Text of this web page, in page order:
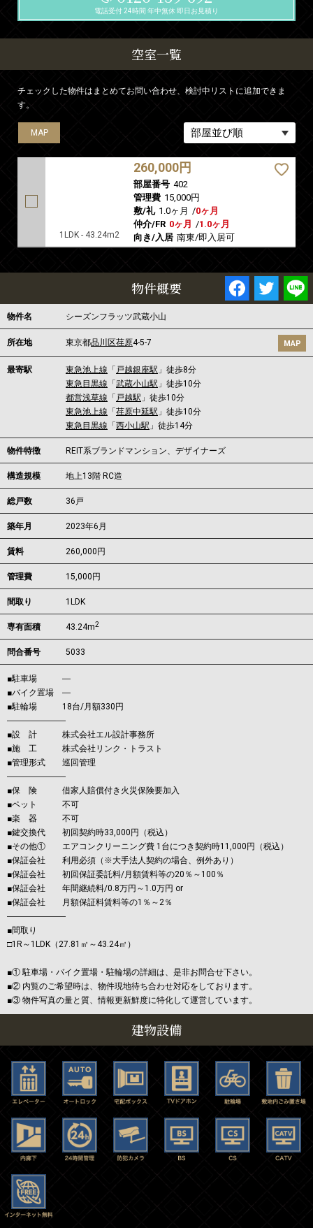
電話受付 24時間 年中無休 即日お見積り
空室一覧
チェックした物件はまとめてお問い合わせ、検討中リストに追加できま
す。
MAP
1LDK - 43.24m2
260,000円
部屋番号 402
管理費 15,000円
敷/礼 1.0ヶ月 /0ヶ月
仲介/FR 0ヶ月 /1.0ヶ月
向き/入居 南東/即入居可
物件概要
物件名 シーズンフラッツ武蔵小山
所在地 東京都品川区荏原4-5-7 MAP
最寄駅 東急池上線 「 戸越銀座駅 」徒歩8分
東急目黒線 「 武蔵小山駅 」徒歩10分
都営浅草線 「 戸越駅 」徒歩10分
東急池上線 「 荏原中延駅 」徒歩10分
東急目黒線 「 西小山駅 」徒歩14分
物件特徴 REIT系ブランドマンション、デザイナーズ
構造規模 地上13階 RC造
総戸数 36戸
築年月 2023年6月
賃料 260,000円
管理費 15,000円
間取り 1LDK
専有面積 43.24m2
問合番号 5033
■駐車場 ―
■バイク置場 ―
■駐輪場 18台/月額330円
―――――――
■設 計 株式会社エル設計事務所
■施 工 株式会社リンク・トラスト
■管理形式 巡回管理
―――――――
■保 険 借家人賠償付き火災保険要加入
■ペット 不可
■楽 器 不可
■鍵交換代 初回契約時33,000円（税込）
■その他① エアコンクリーニング費 1台につき契約時11,000円（税込）
■保証会社 利用必須（※大手法人契約の場合、例外あり）
■保証会社 初回保証委託料/月額賃料等の20％～100％
■保証会社 年間継続料/0.8万円～1.0万円 or
■保証会社 月額保証料賃料等の1％～2％
―――――――
■間取り
□1R～1LDK（27.81㎡～43.24㎡）
■① 駐車場・バイク置場・駐輪場の詳細は、是非お問合せ下さい。
■② 内覧のご希望時は、物件現地待ち合わせ対応をしております。
■③ 物件写真の量と質、情報更新鮮度に特化して運営しています。
建物設備